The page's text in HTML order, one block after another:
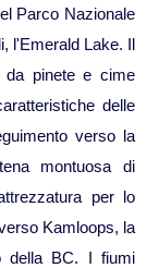
Parco Nazionale
l'Emerald Lake. Il
da pinete e cime
delle
verso la
montuosa di
per lo
Kamloops, la
della BC. I fiumi